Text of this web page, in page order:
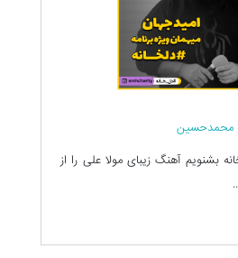
محمدحسین
بشنویم آهنگ زیبای مولا علی را از